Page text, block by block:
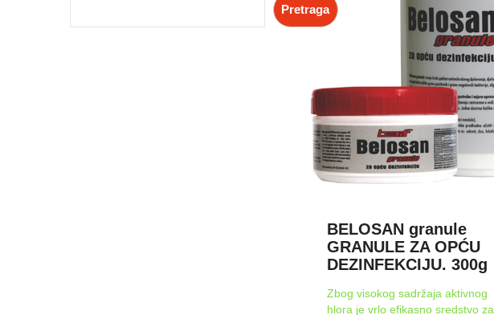
BELOSAN granule
GRANULE ZA OPĆU
DEZINFEKCIJU. 300g
Zbog visokog sadržaja aktivnog
hlora je vrlo efikasno sredstvo za
Pretraga